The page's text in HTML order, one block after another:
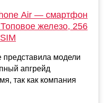
Air — смартфон
железо, 256
представила модели
апгрейд
так как компания